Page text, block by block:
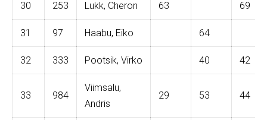
30 253 Lukk, Cheron 63 69
31 97 Haabu, Eiko 64
32 333 Pootsik, Virko 40 42
33 984
Viimsalu,
Andris
29 53 44